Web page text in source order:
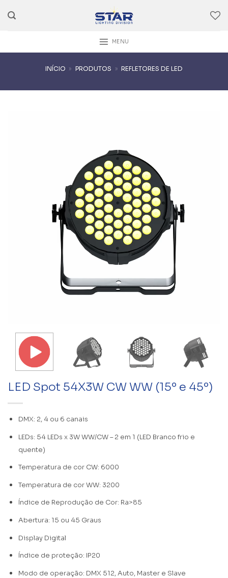
to
MENU
INÍCIO » PRODUTOS » REFLETORES DE LED
LED Spot 54X3W CW WW (15º e 45º)
DMX: 2, 4 ou 6 canais
LEDs: 54 LEDs x 3W WW/CW – 2 em 1 (LED Branco frio e
quente)
Temperatura de cor CW: 6000
Temperatura de cor WW: 3200
Índice de Reprodução de Cor: Ra>85
Abertura: 15 ou 45 Graus
Display Digital
Índice de proteção: IP20
Modo de operação: DMX 512, Auto, Master e Slave